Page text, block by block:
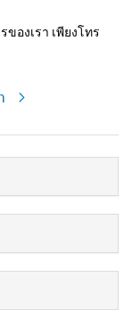
องเรา เพียงโทร